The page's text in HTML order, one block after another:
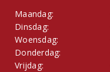
Maandag:
Dinsdag:
Woensdag:
Donderdag:
Vrijdag: